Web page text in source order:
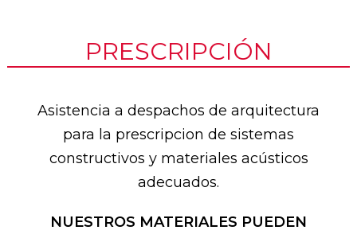
PRESCRIPCIÓN
Asistencia a despachos de arquitectura
para la prescripcion de sistemas
constructivos y materiales acústicos
adecuados.
NUESTROS MATERIALES PUEDEN